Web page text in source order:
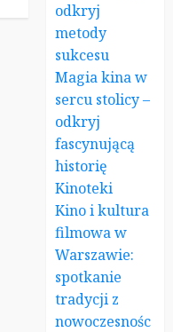
odkryj
metody
sukcesu
Magia kina w
sercu stolicy –
odkryj
fascynującą
historię
Kinoteki
Kino i kultura
filmowa w
Warszawie:
spotkanie
tradycji z
nowoczesnośc